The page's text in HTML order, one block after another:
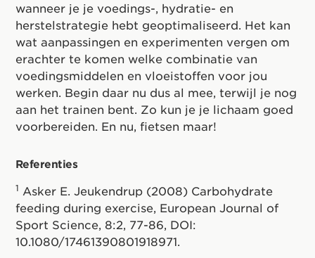
wanneer je je voedings-, hydratie- en
herstelstrategie hebt geoptimaliseerd. Het kan
wat aanpassingen en experimenten vergen om
erachter te komen welke combinatie van
voedingsmiddelen en vloeistoffen voor jou
werken. Begin daar nu dus al mee, terwijl je nog
aan het trainen bent. Zo kun je je lichaam goed
voorbereiden. En nu, fietsen maar!
Referenties
1 Asker E. Jeukendrup (2008) Carbohydrate
feeding during exercise, European Journal of
Sport Science, 8:2, 77-86, DOI:
10.1080/17461390801918971.